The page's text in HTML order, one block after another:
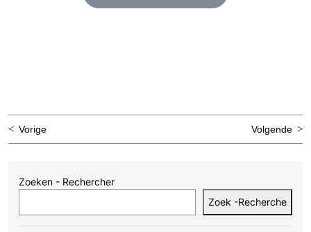
Bericht
Vorige Volgende
Zoeken - Rechercher
Zoek -Recherche